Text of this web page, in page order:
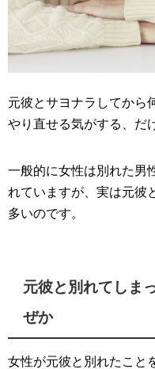
元彼とサヨナラしてから
やり直せる気がする、だ
一般的に女性は別れた男
れていますが、実は元彼
多いのです。
元彼と別れてしま
ぜか
女性が元彼と別れたこと